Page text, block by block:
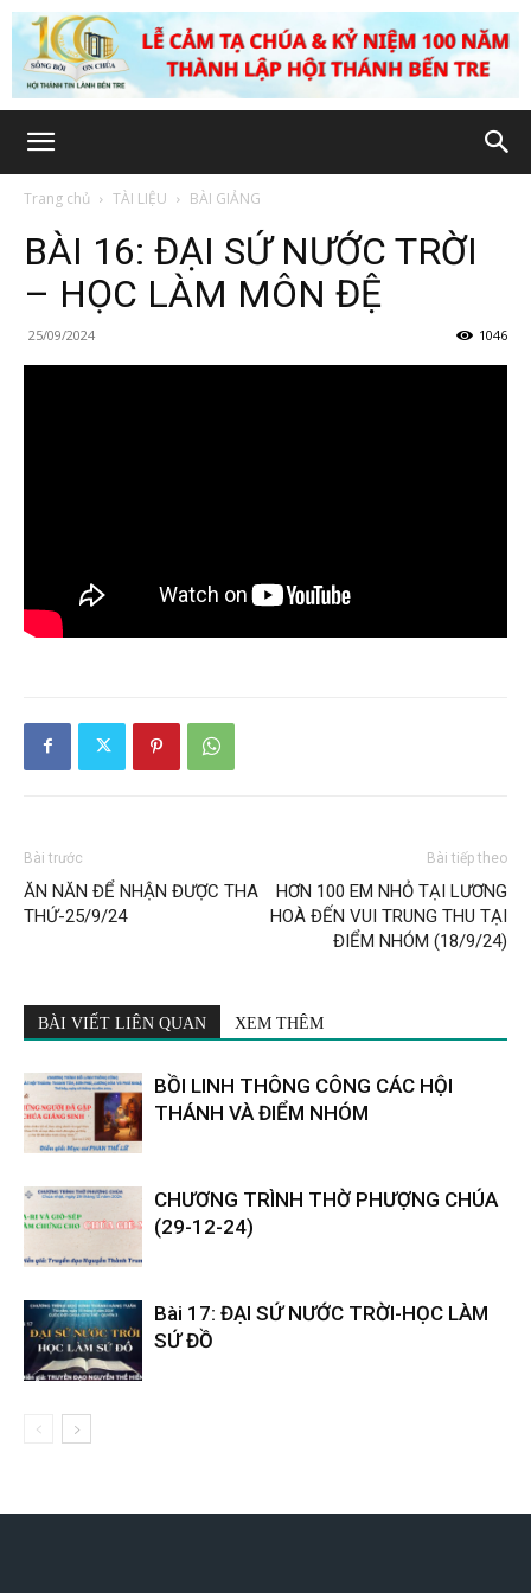
Trang chủ TÀI LIỆU BÀI GIẢNG
BÀI 16: ĐẠI SỨ NƯỚC TRỜI
– HỌC LÀM MÔN ĐỆ
25/09/2024 1046
Bài trước
ĂN NĂN ĐỂ NHẬN ĐƯỢC THA
THỨ-25/9/24
Bài tiếp theo
HƠN 100 EM NHỎ TẠI LƯƠNG
HOÀ ĐẾN VUI TRUNG THU TẠI
ĐIỂM NHÓM (18/9/24)
BÀI VIẾT LIÊN QUAN XEM THÊM
BỒI LINH THÔNG CÔNG CÁC HỘI
THÁNH VÀ ĐIỂM NHÓM
CHƯƠNG TRÌNH THỜ PHƯỢNG CHÚA
(29-12-24)
Bài 17: ĐẠI SỨ NƯỚC TRỜI-HỌC LÀM
SỨ ĐỒ